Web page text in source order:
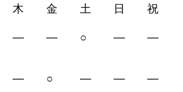
木 金 土 日
祝
— — ○ — —
— ○ — — —